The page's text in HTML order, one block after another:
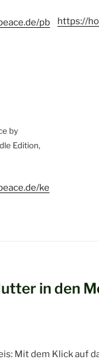
pb
by
Edition,
ke
https://
in den
Mit dem Klick auf